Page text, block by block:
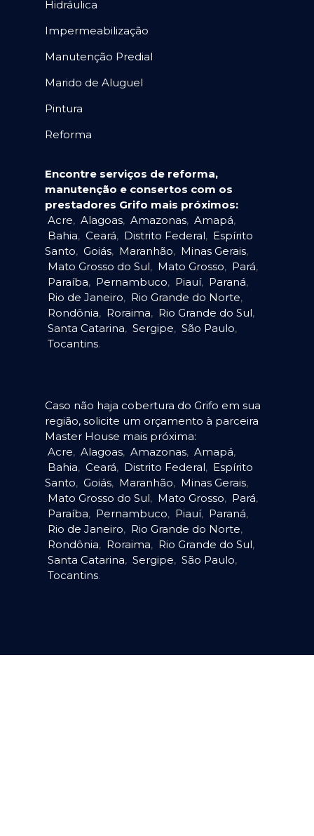
Hidráulica
Impermeabilização
Manutenção Predial
Marido de Aluguel
Pintura
Reforma
Encontre serviços de reforma,
manutenção e consertos com os
prestadores Grifo mais próximos:
Acre, Alagoas, Amazonas, Amapá,
Bahia, Ceará, Distrito Federal, Espírito
Santo, Goiás, Maranhão, Minas Gerais,
Mato Grosso do Sul, Mato Grosso, Pará,
Paraíba, Pernambuco, Piauí, Paraná,
Rio de Janeiro, Rio Grande do Norte,
Rondônia, Roraima, Rio Grande do Sul,
Santa Catarina, Sergipe, São Paulo,
Tocantins.
Caso não haja cobertura do Grifo em sua
região, solicite um orçamento à parceira
Master House mais próxima:
Acre, Alagoas, Amazonas, Amapá,
Bahia, Ceará, Distrito Federal, Espírito
Santo, Goiás, Maranhão, Minas Gerais,
Mato Grosso do Sul, Mato Grosso, Pará,
Paraíba, Pernambuco, Piauí, Paraná,
Rio de Janeiro, Rio Grande do Norte,
Rondônia, Roraima, Rio Grande do Sul,
Santa Catarina, Sergipe, São Paulo,
Tocantins.